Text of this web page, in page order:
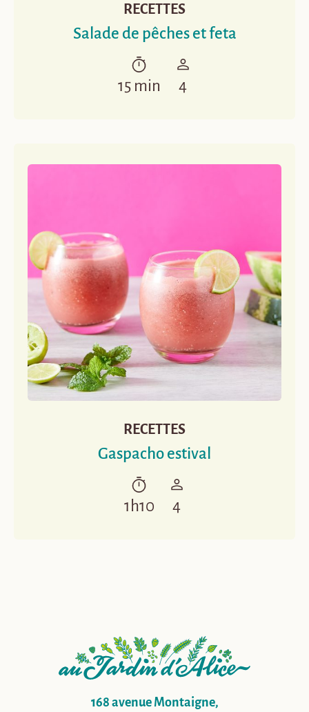
RECETTES
Salade de pêches et feta
15 min 4
RECETTES
Gaspacho estival
1h10 4
168 avenue Montaigne,